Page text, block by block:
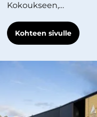
Kokoukseen,…
Kohteen sivulle